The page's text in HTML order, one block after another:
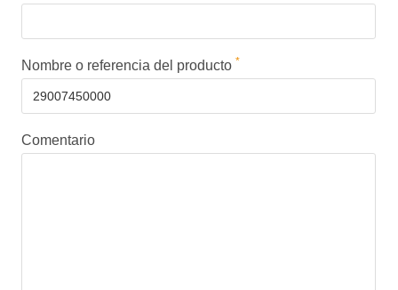
Nombre o referencia del producto *
Comentario